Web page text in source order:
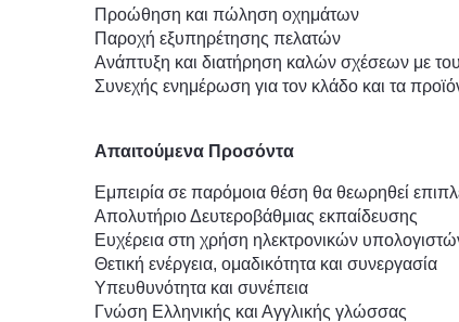
Προώθηση και πώληση οχημάτων
Παροχή εξυπηρέτησης πελατών
Ανάπτυξη και διατήρηση καλών σχέσεων με
Συνεχής ενημέρωση για τον κλάδο και τα
Απαιτούμενα Προσόντα
Εμπειρία σε παρόμοια θέση θα θεωρηθεί
Απολυτήριο Δευτεροβάθμιας εκπαίδευσης
Ευχέρεια στη χρήση ηλεκτρονικών
Θετική ενέργεια, ομαδικότητα και συνεργασία
Υπευθυνότητα και συνέπεια
Γνώση Ελληνικής και Αγγλικής γλώσσας